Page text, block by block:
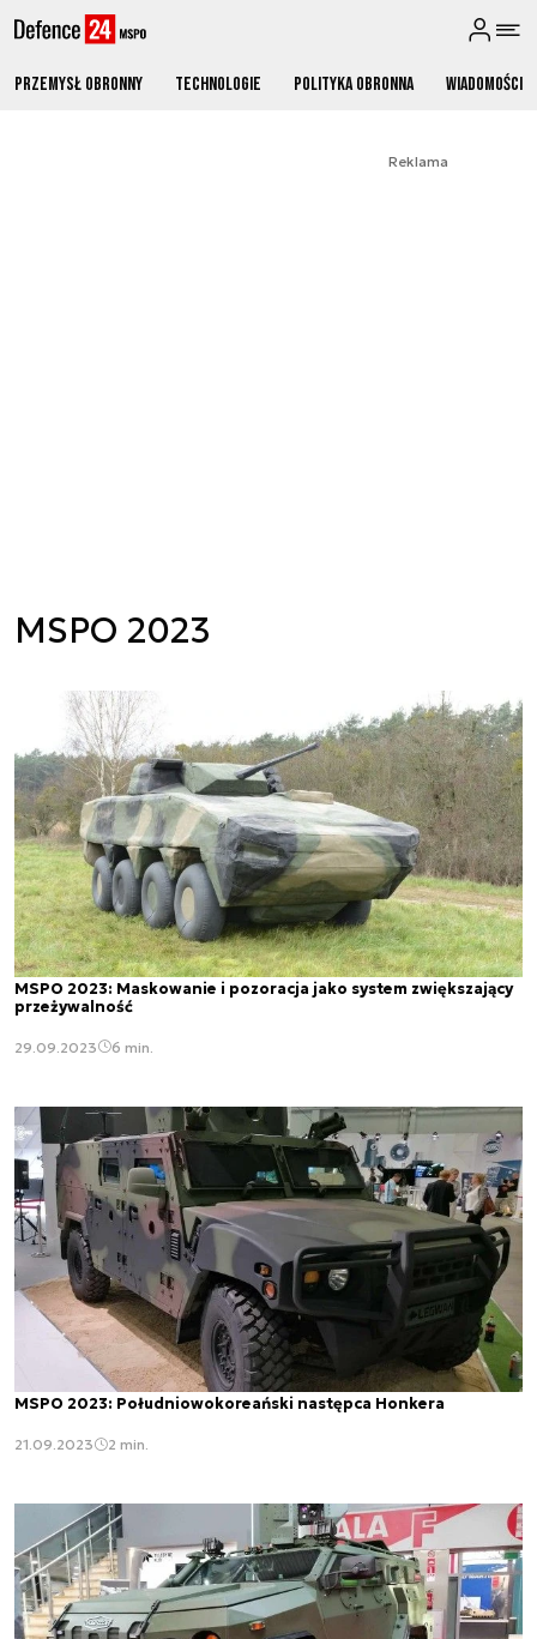
Przemysł obronny Technologie Polityka obronna Wiadomości
Reklama
MSPO 2023
MSPO 2023: Maskowanie i pozoracja jako system zwiększający
przeżywalność
29.09.2023 6 min.
MSPO 2023: Południowokoreański następca Honkera
21.09.2023 2 min.